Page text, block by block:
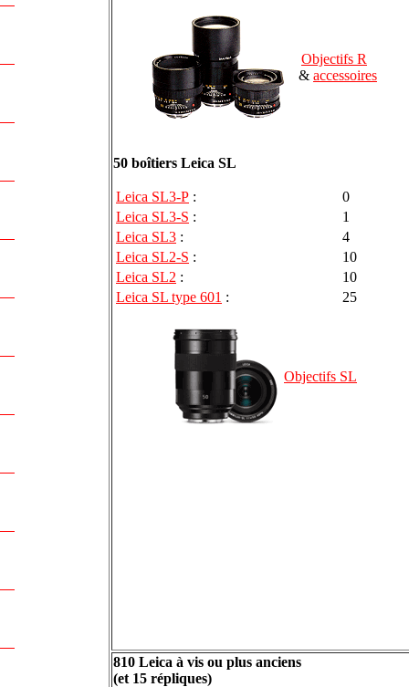
Objectifs R
& accessoires
50 boîtiers Leica SL
Leica SL3-P :
0
Leica SL3-S :
1
Leica SL3 :
4
Leica SL2-S :
10
Leica SL2 :
10
Leica SL type 601 : 25
Objectifs SL
810 Leica à vis ou plus anciens
(et 15 répliques)